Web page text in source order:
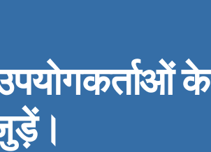
के